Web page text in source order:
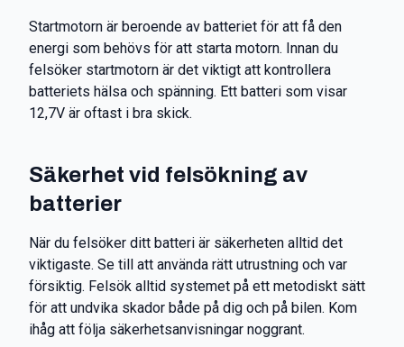
Startmotorn är beroende av batteriet för att få den
energi som behövs för att starta motorn. Innan du
felsöker startmotorn är det viktigt att kontrollera
batteriets hälsa och spänning. Ett batteri som visar
12,7V är oftast i bra skick.
Säkerhet vid felsökning av
batterier
När du felsöker ditt batteri är säkerheten alltid det
viktigaste. Se till att använda rätt utrustning och var
försiktig. Felsök alltid systemet på ett metodiskt sätt
för att undvika skador både på dig och på bilen. Kom
ihåg att följa säkerhetsanvisningar noggrant.